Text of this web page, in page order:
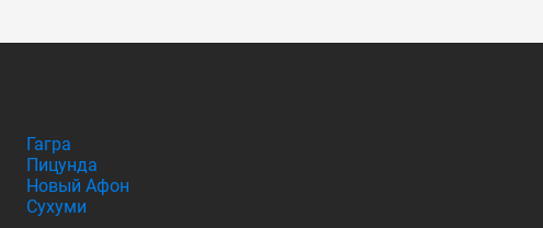
Гагра
Пицунда
Новый Афон
Сухуми